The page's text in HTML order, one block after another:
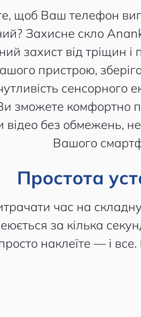
щоб Ваш телефон
Захисне скло
захист від тріщин
пристрою,
сенсорного
зможете комфортно
відео без обмежень,
Вашого
Простота
час на
за кілька
наклеїте — і